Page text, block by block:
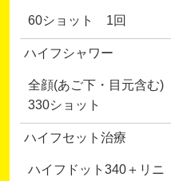
60ショット 1回
ハイフシャワー
全顔(あご下・目元含む)
330ショット
ハイフセット治療
ハイフドット340＋リニ